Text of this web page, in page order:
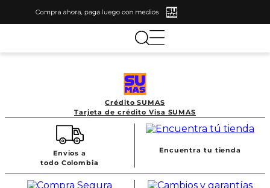
Crédito SUMAS
Tarjeta de crédito Visa SUMAS
Envios a
todo Colombia
Encuentra tu tienda